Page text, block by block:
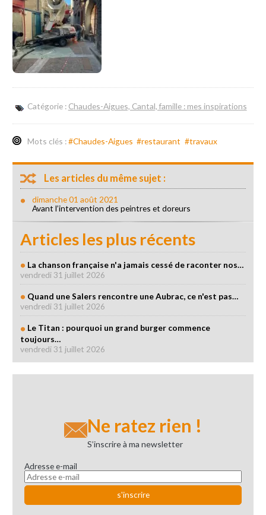
Catégorie : Chaudes-Aigues, Cantal, famille : mes inspirations
Mots clés :#Chaudes-Aigues #restaurant #travaux
Les articles du même sujet :
dimanche 01 août 2021
Avant l’intervention des peintres et doreurs
Articles les plus récents
La chanson française n'a jamais cessé de raconter nos…
vendredi 31 juillet 2026
Quand une Salers rencontre une Aubrac, ce n'est pas…
vendredi 31 juillet 2026
Le Titan : pourquoi un grand burger commence
toujours…
vendredi 31 juillet 2026
Ne ratez rien !
S’inscrire à ma newsletter
Adresse e-mail